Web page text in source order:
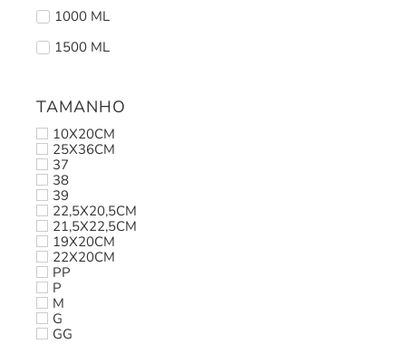
1000 ML
1500 ML
TAMANHO
10X20CM
25X36CM
37
38
39
22,5X20,5CM
21,5X22,5CM
19X20CM
22X20CM
PP
P
M
G
GG